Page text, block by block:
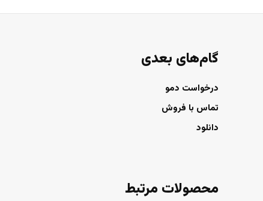
گام‌های بعدی
درخواست دمو
تماس با فروش
دانلود
محصولات مرتبط